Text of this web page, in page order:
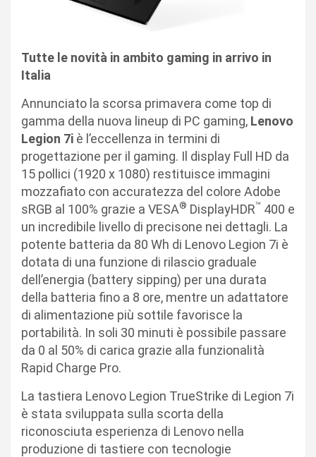
Tutte le novità in ambito gaming in arrivo in
Italia
Annunciato la scorsa primavera come top di
gamma della nuova lineup di PC gaming, Lenovo
Legion 7i è l’eccellenza in termini di
progettazione per il gaming. Il display Full HD da
15 pollici (1920 x 1080) restituisce immagini
mozzafiato con accuratezza del colore Adobe
sRGB al 100% grazie a VESA® DisplayHDR™ 400 e
un incredibile livello di precisone nei dettagli. La
potente batteria da 80 Wh di Lenovo Legion 7i è
dotata di una funzione di rilascio graduale
dell’energia (battery sipping) per una durata
della batteria fino a 8 ore, mentre un adattatore
di alimentazione più sottile favorisce la
portabilità. In soli 30 minuti è possibile passare
da 0 al 50% di carica grazie alla funzionalità
Rapid Charge Pro.
La tastiera Lenovo Legion TrueStrike di Legion 7i
è stata sviluppata sulla scorta della
riconosciuta esperienza di Lenovo nella
produzione di tastiere con tecnologie